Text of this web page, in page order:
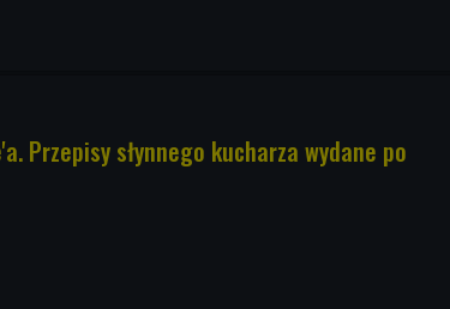
Przepisy słynnego kucharza wydane po